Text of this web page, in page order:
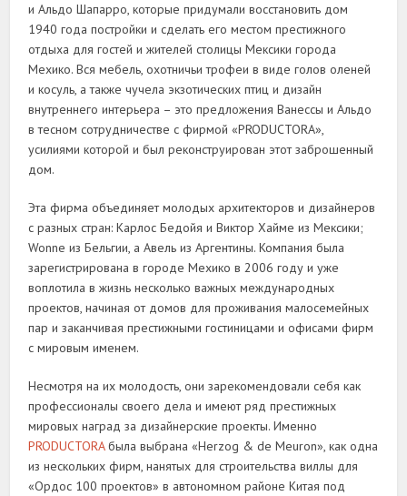
и Альдо Шапарро, которые придумали восстановить дом
1940 года постройки и сделать его местом престижного
отдыха для гостей и жителей столицы Мексики города
Мехико. Вся мебель, охотничьи трофеи в виде голов оленей
и косуль, а также чучела экзотических птиц и дизайн
внутреннего интерьера – это предложения Ванессы и Альдо
в тесном сотрудничестве с фирмой «PRODUCTORA»,
усилиями которой и был реконструирован этот заброшенный
дом.
Эта фирма объединяет молодых архитекторов и дизайнеров
с разных стран: Карлос Бедойя и Виктор Хайме из Мексики;
Wonne из Бельгии, а Авель из Аргентины. Компания была
зарегистрирована в городе Мехико в 2006 году и уже
воплотила в жизнь несколько важных международных
проектов, начиная от домов для проживания малосемейных
пар и заканчивая престижными гостиницами и офисами фирм
с мировым именем.
Несмотря на их молодость, они зарекомендовали себя как
профессионалы своего дела и имеют ряд престижных
мировых наград за дизайнерские проекты. Именно
PRODUCTORAбыла выбрана «Herzog & de Meuron», как одна
из нескольких фирм, нанятых для строительства виллы для
«Ордос 100 проектов» в автономном районе Китая под